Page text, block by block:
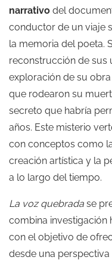
narrativo del
conductor de un viaje
la memoria del poeta.
reconstrucción de sus
exploración de su
que rodearon su
secreto que habría
años. Este misterio
con conceptos como
creación artística y la
a lo largo del tiempo.
La voz quebrada se
combina investigación
con el objetivo de
desde una